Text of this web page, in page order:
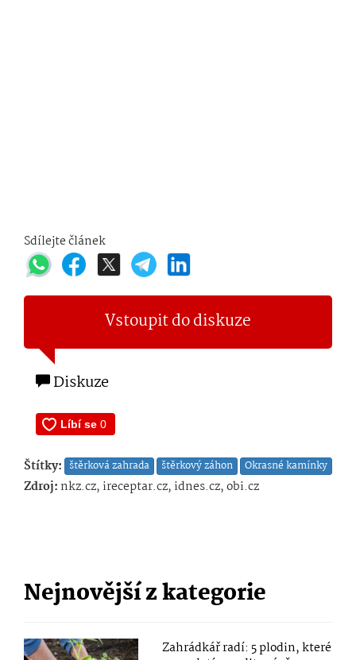
Sdílejte článek
Vstoupit do diskuze
Diskuze
Štítky: štěrková zahrada štěrkový záhon Okrasné kamínky
Zdroj: nkz.cz, ireceptar.cz, idnes.cz, obi.cz
Nejnovější z kategorie
Zahrádkář radí: 5 plodin, které